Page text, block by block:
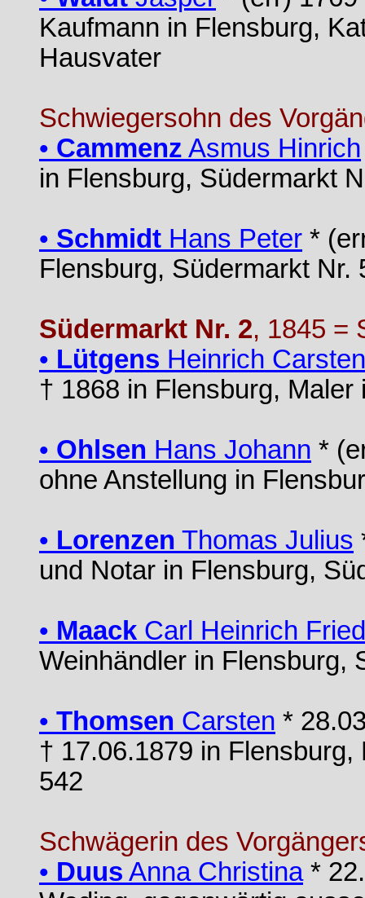
Kaufmann in Flensburg,
Hausvater
Schwiegersohn des
• Cammenz Asmus Hinrich
in Flensburg, Südermarkt
• Schmidt Hans Peter *
Flensburg, Südermarkt Nr.
Südermarkt Nr. 2, 1845 =
• Lütgens Heinrich
† 1868 in Flensburg,
• Ohlsen Hans Johann *
ohne Anstellung in
• Lorenzen Thomas Julius
und Notar in Flensburg,
• MaackCarl Heinrich
Weinhändler in Flensburg,
• Thomsen Carsten *
† 17.06.1879 in
542
Schwägerin des
• Duus Anna Christina*